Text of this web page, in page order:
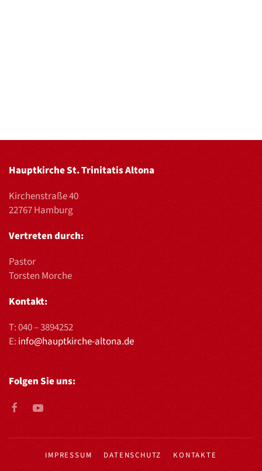
Hauptkirche St. Trinitatis Altona
Kirchenstraße 40
22767 Hamburg
Vertreten durch:
Pastor
Torsten Morche
Kontakt:
T:040 – 3894252
E: info@hauptkirche-altona.de
Folgen Sie uns:
IMPRESSUM DATENSCHUTZ KONTAKTE